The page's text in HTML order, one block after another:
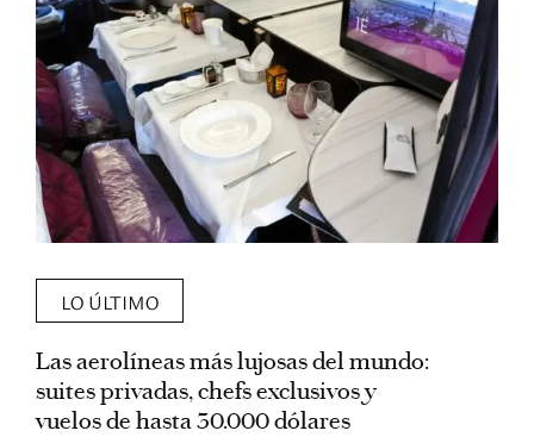
LO ÚLTIMO
Las aerolíneas más lujosas del mundo:
suites privadas, chefs exclusivos y
vuelos de hasta 30.000 dólares